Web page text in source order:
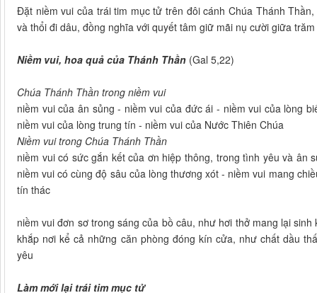
Đặt niềm vui của trái tim mục tử trên đôi cánh Chúa Thánh
và thổi đi dâu, đồng nghĩa với quyết tâm giữ mãi nụ cười giữa
Niềm vui, hoa quả của Thánh Thần (Gal 5,22)
Chúa Thánh Thần trong niềm vui
niềm vui của ân sủng - niềm vui của đức ái - niềm vui của lòng
niềm vui của lòng trung tín - niềm vui của Nước Thiên Chúa
Niềm vui trong Chúa Thánh Thần
niềm vui có sức gắn kết của ơn hiệp thông, trong tình yêu và ân
niềm vui có cùng độ sâu của lòng thương xót - niềm vui mang
tín thác
niềm vui đơn sơ trong sáng của bồ câu, như hơi thở mang lại
khắp nơi kể cả những căn phòng đóng kín cửa, như chất dầu
yêu
Làm mới lại trái tim mục tử